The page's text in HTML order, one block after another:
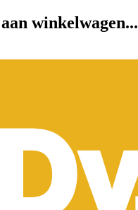
winkelwagen...